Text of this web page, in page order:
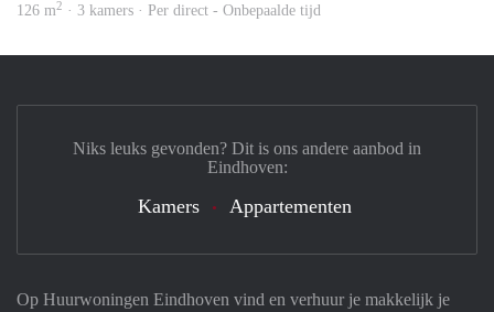
126 m2 · 3 kamers · Per direct - Onbepaalde tijd
Op Huurwoningen Eindhoven vind en verhuur je makkelijk je
Niks leuks gevonden? Dit is ons andere aanbod in
Eindhoven:
Kamers Appartementen